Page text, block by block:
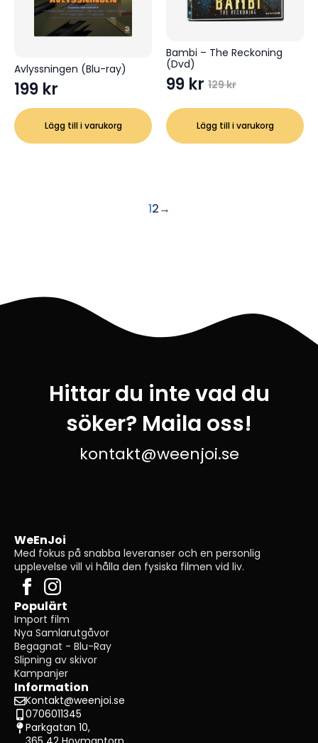
Avlyssningen (Blu-ray)
199 kr
Lägg till i varukorg
Bambi – The Reckoning
(Dvd)
129kr
Det
ursprungliga
priset
var:
99 kr
Det
nuvarande
priset
är:
Lägg till i varukorg
12→
Hittar du inte vad du
söker? Maila oss!
kontakt@weenjoi.se
WeEnJoi
Med fokus på snabba leveranser och en personlig
upplevelse vill vi hålla den fysiska filmen vid liv.
Populärt
Import film
Nya Samlarutgåvor
Begagnat - Blu-Ray
Slipning av skivor
Kampanjer
Information
Kontakt@weenjoi.se
0706011345
Parkgatan 10,